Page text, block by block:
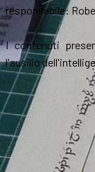
responsabile:
I contenuti
l'ausilio